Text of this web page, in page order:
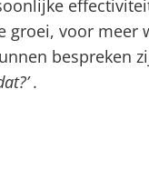
groei, voor meer
bespreken
.